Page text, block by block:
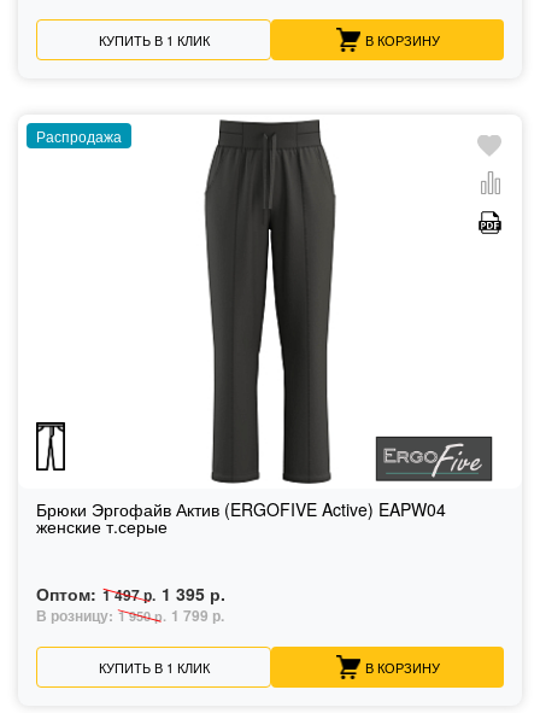
КУПИТЬ В 1 КЛИК В КОРЗИНУ
Распродажа
Брюки Эргофайв Актив (ERGOFIVE Active) EAPW04
женские т.серые
Оптом: 1 497 р. 1 395 р.
В розницу: 1 950 р. 1 799 р.
КУПИТЬ В 1 КЛИК В КОРЗИНУ